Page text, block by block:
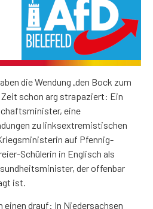
die Wendung „den Bock zum
Zeit schon arg strapaziert: Ein
eine
zu linksextremistischen
auf Pfennig-
Schülerin in Englisch als
der offenbar
ist.
drauf: In Niedersachsen